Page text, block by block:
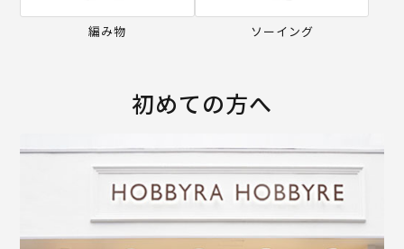
編み物 ソーイング
初めての方へ